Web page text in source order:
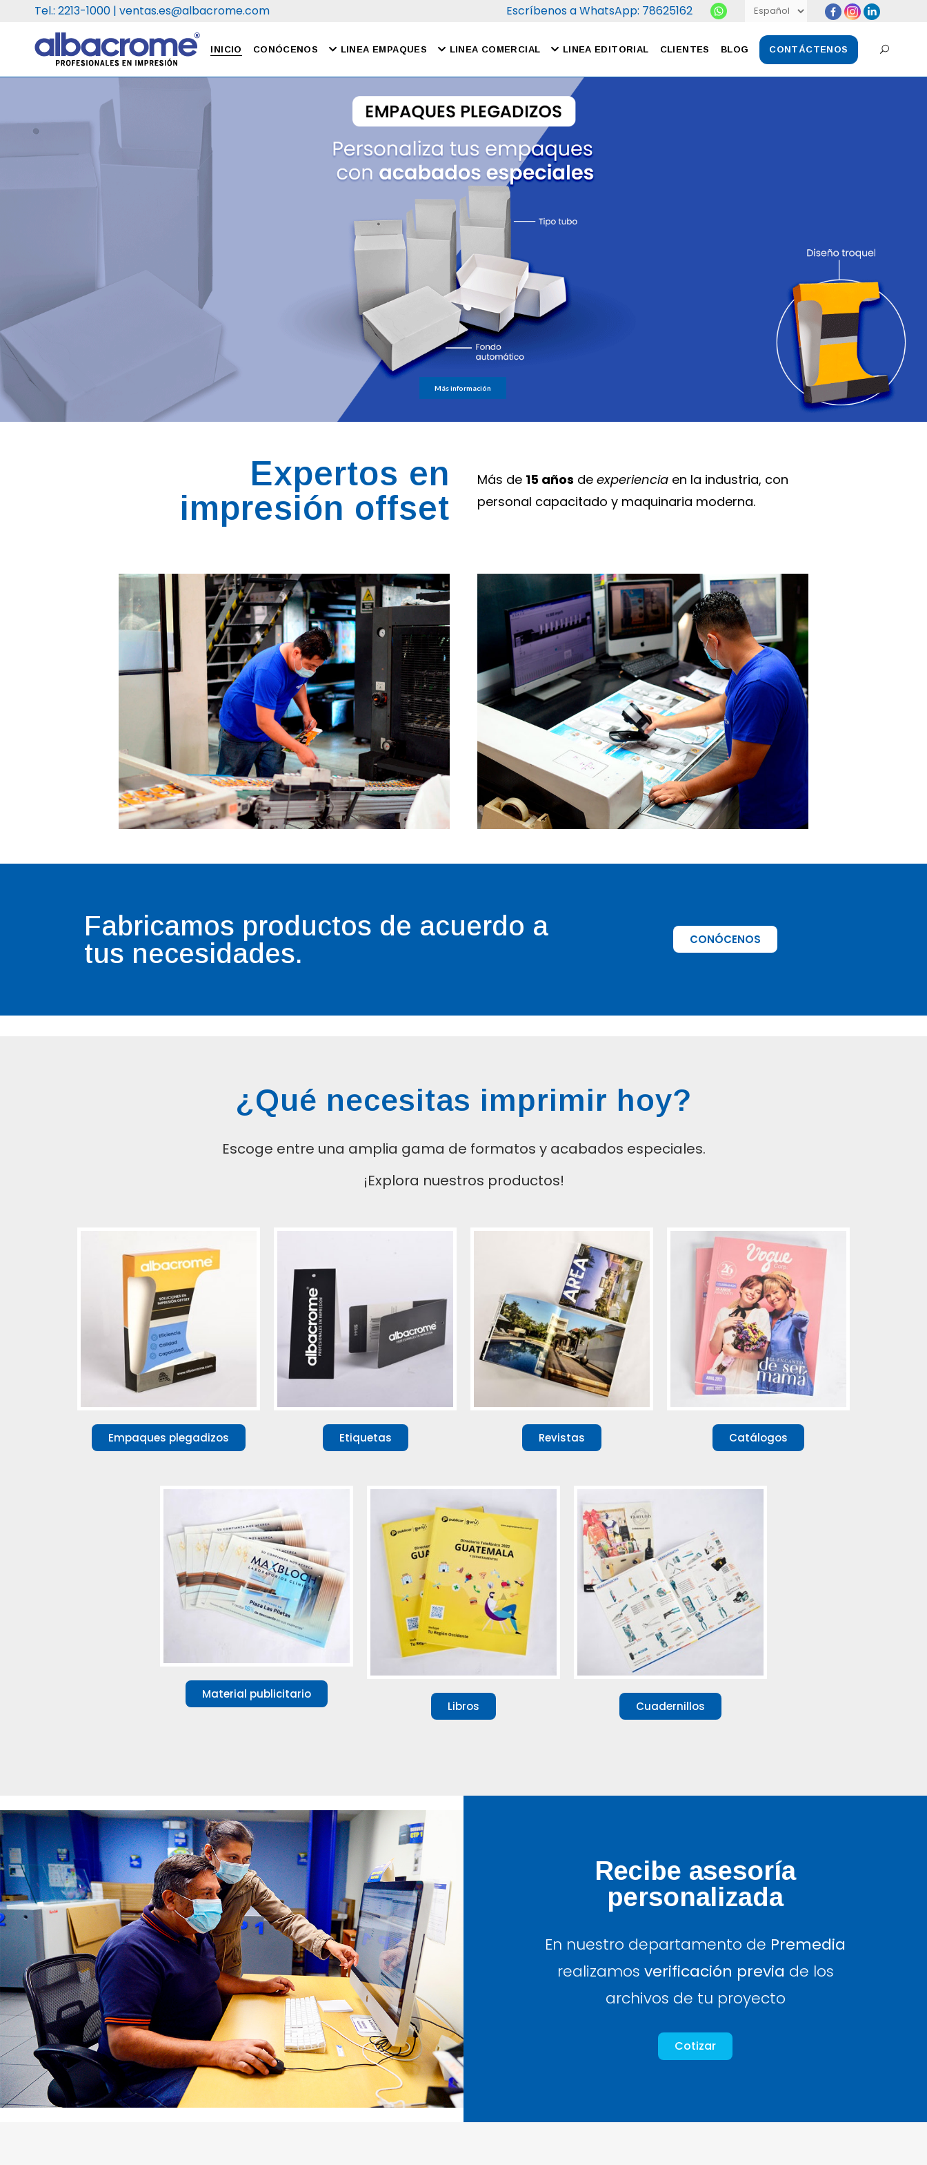
Tel.: 2213-1000 | ventas.es@albacrome.com Escríbenos a WhatsApp: 78625162
INICIO CONÓCENOS LINEA EMPAQUES
Etiquetas
LINEA COMERCIAL
Catálogos
Material Publicitario
LINEA EDITORIAL CLIENTES BLOG CONTÁCTENOS
Etiquetas
Catálogos
Cuadernillos
Más información
Expertos en
impresión offset
Más de 15 años de experiencia en la industria, con
personal capacitado y maquinaria moderna.
Fabricamos productos de acuerdo a
tus necesidades.
CONÓCENOS
¿Qué necesitas imprimir hoy?
Escoge entre una amplia gama de formatos y acabados especiales.
¡Explora nuestros productos!
Empaques plegadizos Etiquetas Revistas Catálogos
Material publicitario
Libros
Cuadernillos
Recibe asesoría
personalizada
En nuestro departamento de Premedia
realizamos verificación previa de los
archivos de tu proyecto
Cotizar